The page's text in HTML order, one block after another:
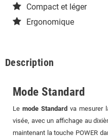
Compact et léger
Ergonomique
Description
Mode Standard
Le mode Standard va mesurer
visée, avec un affichage au
maintenant la touche POWER